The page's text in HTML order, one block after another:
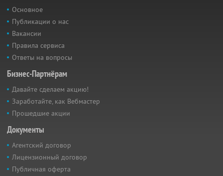
Основное
Публикации о нас
Вакансии
Правила сервиса
Ответы на вопросы
Бизнес-Партнёрам
Давайте сделаем акцию!
Заработайте, как Вебмастер
Прошедшие акции
Документы
Агентский договор
Лицензионный договор
Публичная оферта